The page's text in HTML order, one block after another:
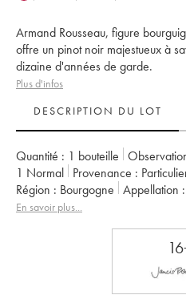
Armand Rousseau, figure
offre un pinot noir majestueux à
dizaine d'années de garde.
Plus d'infos
DESCRIPTION DU LOT
Quantité : 1 bouteille
1 Normal Provenance :
Région :
Bourgogne Appellation :
Propriétaire :
En savoir plus...